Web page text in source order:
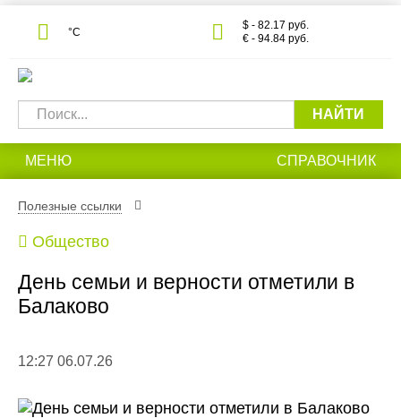
°С
$ - 82.17 руб.
€ - 94.84 руб.
НАЙТИ
МЕНЮ СПРАВОЧНИК
Полезные ссылки
Общество
День семьи и верности отметили в
Балаково
12:27 06.07.26